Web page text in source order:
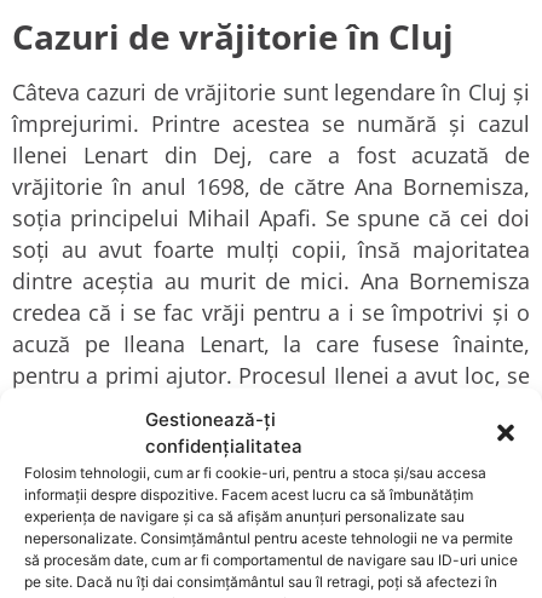
Gestionează-ți
confidențialitatea
Folosim tehnologii, cum ar fi cookie-uri, pentru a stoca și/sau accesa
informații despre dispozitive. Facem acest lucru ca să îmbunătățim
experiența de navigare și ca să afișăm anunțuri personalizate sau
nepersonalizate. Consimțământul pentru aceste tehnologii ne va permite
să procesăm date, cum ar fi comportamentul de navigare sau ID-uri unice
pe site. Dacă nu îți dai consimțământul sau îl retragi, poți să afectezi în
Cazuri de vrăjitorie în Cluj
Câteva cazuri de vrăjitorie sunt legendare în Cluj și
împrejurimi. Printre acestea se numără și cazul
Ilenei Lenart din Dej, care a fost acuzată de
vrăjitorie în anul 1698, de către Ana Bornemisza,
soția principelui Mihail Apafi. Se spune că cei doi
soți au avut foarte mulți copii, însă majoritatea
dintre aceștia au murit de mici. Ana Bornemisza
credea că i se fac vrăji pentru a i se împotrivi și o
acuză pe Ileana Lenart, la care fusese înainte,
pentru a primi ajutor. Procesul Ilenei a avut loc, se
pare, între 5 și 8 august, iar sentința a fost arderea
pe rug. În timpul principelui Mihail Apafi s-au
înregistrat cele mai multe execuții pentru
vrăjitorie.
O altă femeie executată în aceeași perioadă, tot
pentru vrăjitorie, este și Barbara Szanisló, care a